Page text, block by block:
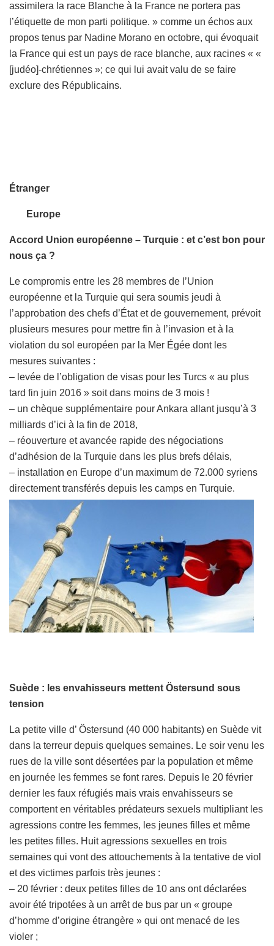
assimilera la race Blanche à la France ne portera pas
l’étiquette de mon parti politique. » comme un échos aux
propos tenus par Nadine Morano en octobre, qui évoquait
la France qui est un pays de race blanche, aux racines « «
[judéo]-chrétiennes »; ce qui lui avait valu de se faire
exclure des Républicains.
Étranger
Europe
Accord Union européenne – Turquie : et c’est bon pour
nous ça ?
Le compromis entre les 28 membres de l’Union
européenne et la Turquie qui sera soumis jeudi à
l’approbation des chefs d’État et de gouvernement, prévoit
plusieurs mesures pour mettre fin à l’invasion et à la
violation du sol européen par la Mer Égée dont les
mesures suivantes :
– levée de l’obligation de visas pour les Turcs « au plus
tard fin juin 2016 » soit dans moins de 3 mois !
– un chèque supplémentaire pour Ankara allant jusqu’à 3
milliards d’ici à la fin de 2018,
– réouverture et avancée rapide des négociations
d’adhésion de la Turquie dans les plus brefs délais,
– installation en Europe d’un maximum de 72.000 syriens
directement transférés depuis les camps en Turquie.
Suède : les envahisseurs mettent Östersund sous
tension
La petite ville d’ Östersund (40 000 habitants) en Suède vit
dans la terreur depuis quelques semaines. Le soir venu les
rues de la ville sont désertées par la population et même
en journée les femmes se font rares. Depuis le 20 février
dernier les faux réfugiés mais vrais envahisseurs se
comportent en véritables prédateurs sexuels multipliant les
agressions contre les femmes, les jeunes filles et même
les petites filles. Huit agressions sexuelles en trois
semaines qui vont des attouchements à la tentative de viol
et des victimes parfois très jeunes :
– 20 février : deux petites filles de 10 ans ont déclarées
avoir été tripotées à un arrêt de bus par un « groupe
d’homme d’origine étrangère » qui ont menacé de les
violer ;